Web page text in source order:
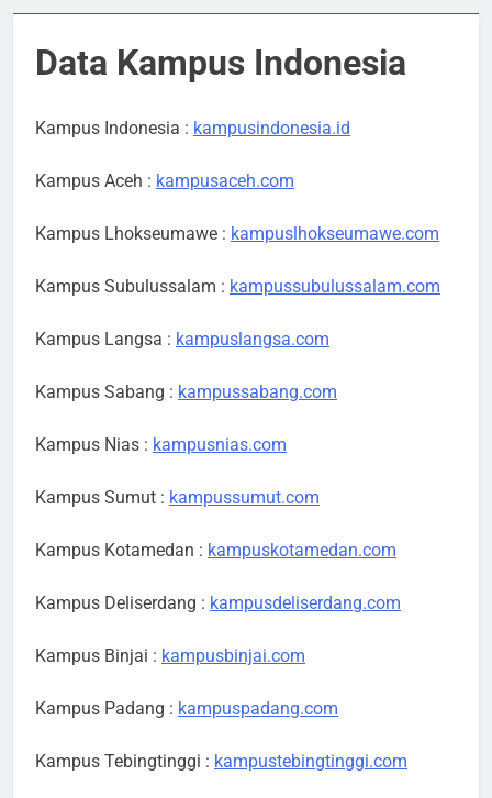
Data Kampus Indonesia
Kampus Indonesia : kampusindonesia.id
Kampus Aceh : kampusaceh.com
Kampus Lhokseumawe : kampuslhokseumawe.com
Kampus Subulussalam : kampussubulussalam.com
Kampus Langsa : kampuslangsa.com
Kampus Sabang : kampussabang.com
Kampus Nias : kampusnias.com
Kampus Sumut : kampussumut.com
Kampus Kotamedan : kampuskotamedan.com
Kampus Deliserdang : kampusdeliserdang.com
Kampus Binjai : kampusbinjai.com
Kampus Padang : kampuspadang.com
Kampus Tebingtinggi : kampustebingtinggi.com